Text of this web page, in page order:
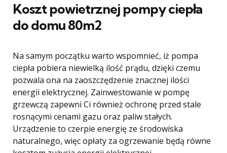
Koszt powietrznej pompy ciepła
do domu 80m2
Na samym początku warto wspomnieć, iż pompa
ciepła pobiera niewielką ilość prądu, dzięki czemu
pozwala ona na zaoszczędzenie znacznej ilości
energii elektrycznej. Zainwestowanie w pompę
grzewczą zapewni Ci również ochronę przed stale
rosnącymi cenami gazu oraz paliw stałych.
Urządzenie to czerpie energię ze środowiska
naturalnego, więc opłaty za ogrzewanie będą równe